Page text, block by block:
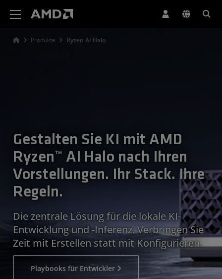
Produkte Ryzen AI Halo
Gestalten Sie KI mit AMD
Ryzen™ AI Halo nach Ihren
Vorstellungen. Ihr Stack. Ihre
Regeln.
Die zentrale Lösung für die lokale KI-
Entwicklung und -Inferenz. Verbringen Sie
Zeit mit Erstellen statt mit Konfigurieren.
Playbooks für Entwickler